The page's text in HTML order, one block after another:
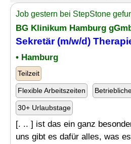
Job gestern bei StepStone
BG Klinikum Hamburg
Sekretär(m/w/d)
• Hamburg
Teilzeit
Flexible Arbeitszeiten
30+ Urlaubstage
[. .. ] ist das ein ganz
uns gibt es dafür alles, was